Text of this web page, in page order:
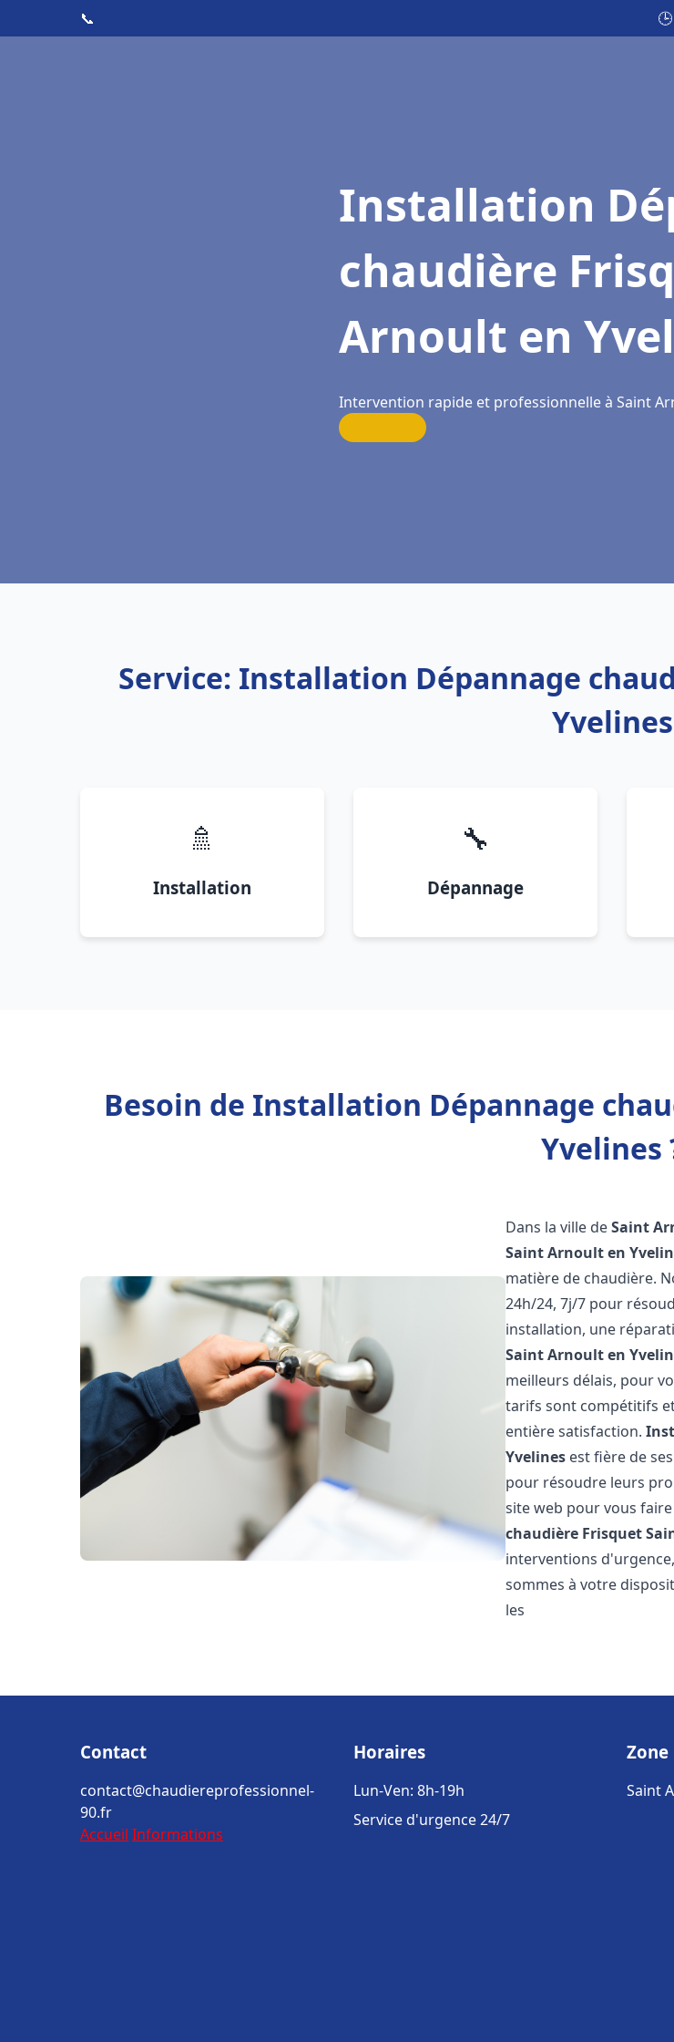
📞
Installation
chaudière
Arnoult en
Intervention rapide et professionnelle à Saint
Service: Installation Dépannage
Yvelines
🚿
Installation
🔧
Dépannage
Besoin de Installation Dépannage
Yvelines
Dans la ville deSaint
Saint Arnoult en
matière de chaudière.
24h/24, 7j/7 pour
installation, une
Saint Arnoult en
meilleurs délais, pour
tarifs sont compétitifs
entière satisfaction.
Yvelines est fière de
pour résoudre leurs
site web pour vous
chaudière Frisquet
interventions
sommes à votre
les
Contact
contact@chaudiereprofessionnel-
90.fr
Accueil Informations
Horaires
Lun-Ven: 8h-19h
Service d'urgence 24/7
Saint